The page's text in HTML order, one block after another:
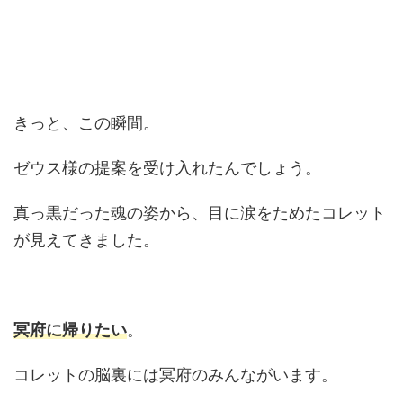
きっと、この瞬間。
ゼウス様の提案を受け入れたんでしょう。
真っ黒だった魂の姿から、目に涙をためたコレット
が見えてきました。
冥府に帰りたい。
コレットの脳裏には冥府のみんながいます。